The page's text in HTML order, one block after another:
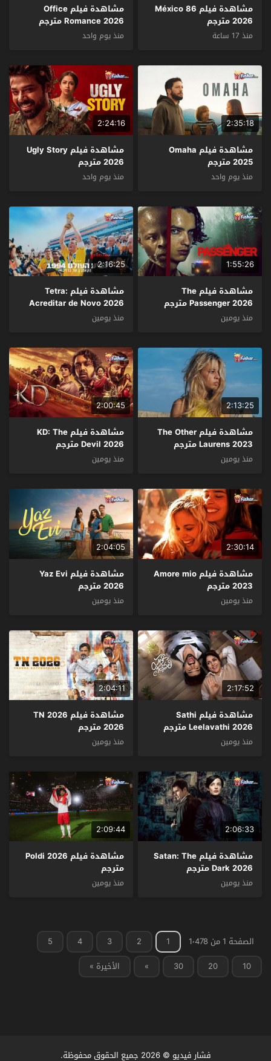
مشاهدة فيلم México 86
2026 مترجم
منذ 17 ساعة
مشاهدة فيلم Office
Romance 2026 مترجم
منذ يوم واحد
2:35:18
مشاهدة فيلم Omaha
2025 مترجم
منذ يوم واحد
2:24:16
مشاهدة فيلم Ugly Story
2026 مترجم
منذ يوم واحد
1:55:26
مشاهدة فيلم The
Passenger 2026 مترجم
منذ يومين
2:16:25
مشاهدة فيلم Tetra:
Acreditar de Novo 2026
مترجم
منذ يومين
2:13:25
مشاهدة فيلم The Other
Laurens 2023 مترجم
منذ يومين
2:00:45
مشاهدة فيلم KD: The
Devil 2026 مترجم
منذ يومين
2:30:14
مشاهدة فيلم Amore mio
2023 مترجم
منذ يومين
2:04:05
مشاهدة فيلم Yaz Evi
2026 مترجم
منذ يومين
2:17:52
مشاهدة فيلم Sathi
Leelavathi 2026 مترجم
منذ يومين
2:04:11
مشاهدة فيلم TN 2026
2026 مترجم
منذ يومين
2:06:33
مشاهدة فيلم Satan: The
Dark 2026 مترجم
منذ يومين
2:09:44
مشاهدة فيلم Poldi 2026
مترجم
منذ يومين
الصفحة 1 من 1٬478 1
2
3
4
5
10
20
30
» الأخيرة »
فشار فيديو © 2026 جميع الحقوق محفوظة.